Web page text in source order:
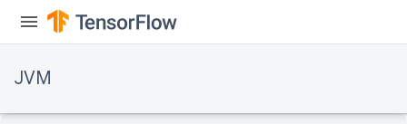
JVM